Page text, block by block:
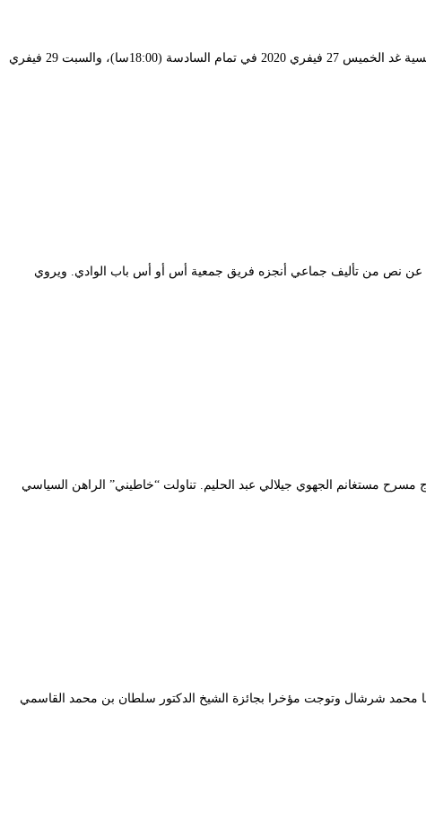
يعود النجم الكوميدي كمال بوعكاز، إلى الوقوف على خشبة المسرح بعد غياب طويل، ضاربا موعدا متجددا لجمهوره الذي عشق عرضه “الناعورة” وذلك أمسية غد الخميس 27 فيفري 2020 في تمام السادسة (18:00سا)، والسبت 29 فيفري
الايطالية كيارا دي ماركو، عن نص من تأليف جماعي أنجزه فريق جمعية أس أو أس باب الوادي. ويروي
رزاق عنوانها “خاطيني” وهي من إنتاج مسرح مستغانم الجهوي جيلالي عبد الحليم. تناولت “خاطيني” الراهن السياسي
الوطني الجزائري وأخرجها محمد شرشال وتوجت مؤخرا بجائزة الشيخ الدكتور سلطان بن محمد القاسمي